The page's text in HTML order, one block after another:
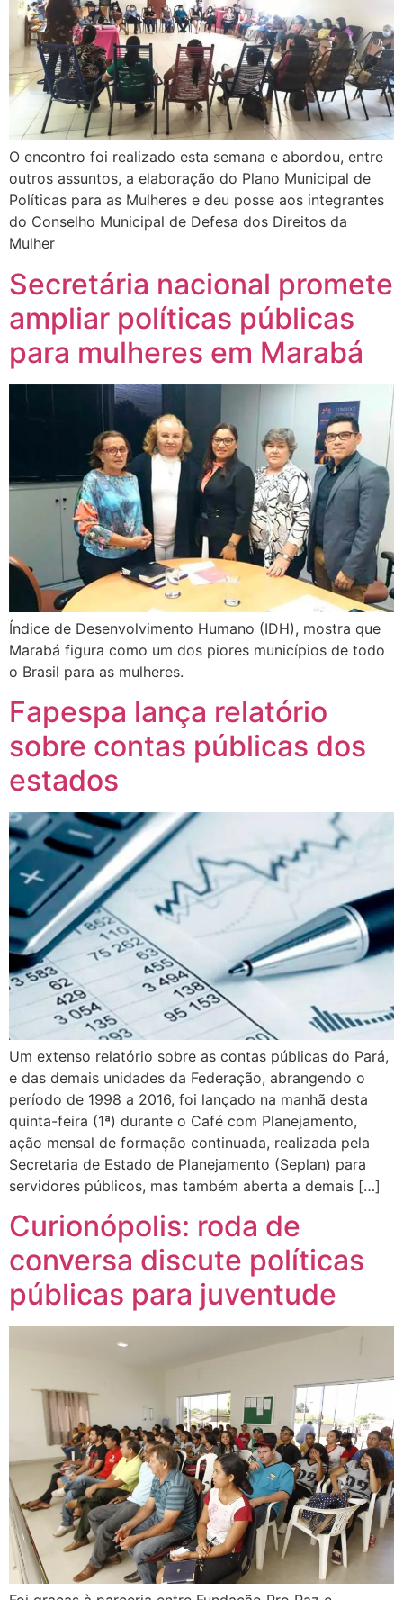
O encontro foi realizado esta semana e abordou, entre
outros assuntos, a elaboração do Plano Municipal de
Políticas para as Mulheres e deu posse aos integrantes
do Conselho Municipal de Defesa dos Direitos da
Mulher
Secretária nacional promete
ampliar políticas públicas
para mulheres em Marabá
Índice de Desenvolvimento Humano (IDH), mostra que
Marabá figura como um dos piores municípios de todo
o Brasil para as mulheres.
Fapespa lança relatório
sobre contas públicas dos
estados
Um extenso relatório sobre as contas públicas do Pará,
e das demais unidades da Federação, abrangendo o
período de 1998 a 2016, foi lançado na manhã desta
quinta-feira (1ª) durante o Café com Planejamento,
ação mensal de formação continuada, realizada pela
Secretaria de Estado de Planejamento (Seplan) para
servidores públicos, mas também aberta a demais […]
Curionópolis: roda de
conversa discute políticas
públicas para juventude